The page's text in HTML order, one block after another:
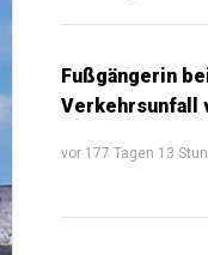
Fußgängerin
Verkehrsunfall
vor 177 Tagen 13